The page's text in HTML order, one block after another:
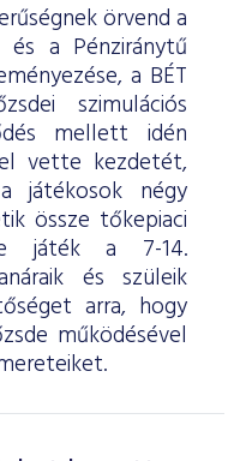
örvend a
és a Pénziránytű
a BÉT
szimulációs
mellett idén
vette kezdetét,
játékosok négy
össze tőkepiaci
játék a 7-14.
és szüleik
arra, hogy
működésével